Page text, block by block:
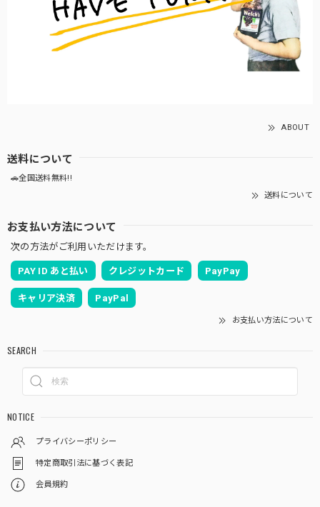
ABOUT
送料について
🚗全国送料無料!!
送料について
お支払い方法について
次の方法がご利用いただけます。
PAY ID あと払い クレジットカード PayPay
キャリア決済 PayPal
お支払い方法について
SEARCH
NOTICE
プライバシーポリシー
特定商取引法に基づく表記
会員規約